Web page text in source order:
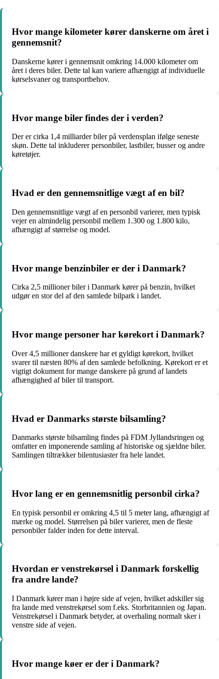
Hvor mange kilometer kører danskerne om året i
gennemsnit?
Danskerne kører i gennemsnit omkring 14.000 kilometer om
året i deres biler. Dette tal kan variere afhængigt af individuelle
kørselsvaner og transportbehov.
Hvor mange biler findes der i verden?
Der er cirka 1,4 milliarder biler på verdensplan ifølge seneste
skøn. Dette tal inkluderer personbiler, lastbiler, busser og andre
køretøjer.
Hvad er den gennemsnitlige vægt af en bil?
Den gennemsnitlige vægt af en personbil varierer, men typisk
vejer en almindelig personbil mellem 1.300 og 1.800 kilo,
afhængigt af størrelse og model.
Hvor mange benzinbiler er der i Danmark?
Cirka 2,5 millioner biler i Danmark kører på benzin, hvilket
udgør en stor del af den samlede bilpark i landet.
Hvor mange personer har kørekort i Danmark?
Over 4,5 millioner danskere har et gyldigt kørekort, hvilket
svarer til næsten 80% af den samlede befolkning. Kørekort er et
vigtigt dokument for mange danskere på grund af landets
afhængighed af biler til transport.
Hvad er Danmarks største bilsamling?
Danmarks største bilsamling findes på FDM Jyllandsringen og
omfatter en imponerende samling af historiske og sjældne biler.
Samlingen tiltrækker bilentusiaster fra hele landet.
Hvor lang er en gennemsnitlig personbil cirka?
En typisk personbil er omkring 4,5 til 5 meter lang, afhængigt af
mærke og model. Størrelsen på biler varierer, men de fleste
personbiler falder inden for dette interval.
Hvordan er venstrekørsel i Danmark forskellig
fra andre lande?
I Danmark kører man i højre side af vejen, hvilket adskiller sig
fra lande med venstrekørsel som f.eks. Storbritannien og Japan.
Venstrekørsel i Danmark betyder, at overhaling normalt sker i
venstre side af vejen.
Hvor mange køer er der i Danmark?